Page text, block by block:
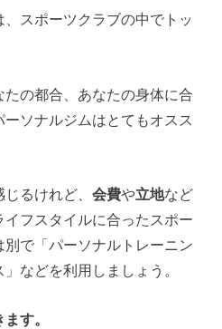
スポーツクラブの中でトッ
の都合、あなたの身体に合
ソナルジムはとてもオスス
じるけれど、会費や立地など
フスタイルに合ったスポー
で「パーソナルトレーニン
などを利用しましょう。
す。